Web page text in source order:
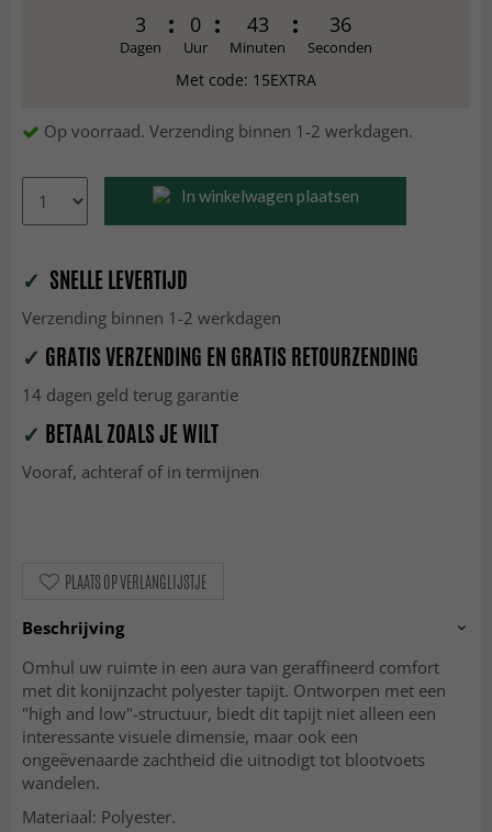
3
Dagen
0
Uur
43
Minuten
34
Seconden
Met code: 15EXTRA
Op voorraad. Verzending binnen 1-2 werkdagen.
In winkelwagen plaatsen
✓ SNELLE LEVERTIJD
Verzending binnen 1-2 werkdagen
✓ GRATIS VERZENDING EN GRATIS RETOURZENDING
14 dagen geld terug garantie
✓ BETAAL ZOALS JE WILT
Vooraf, achteraf of in termijnen
PLAATS OP VERLANGLIJSTJE
Beschrijving
Omhul uw ruimte in een aura van geraffineerd comfort
met dit konijnzacht polyester tapijt. Ontworpen met een
"high and low"-structuur, biedt dit tapijt niet alleen een
interessante visuele dimensie, maar ook een
ongeëvenaarde zachtheid die uitnodigt tot blootvoets
wandelen.
Materiaal: Polyester.